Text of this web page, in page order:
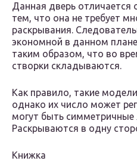
Данная дверь отличается
тем, что она не требует
раскрывания.
экономной в данном
таким образом, что во
створки складываются.
Как правило, такие
однако их число может
могут быть
Раскрываются в одну
Книжка